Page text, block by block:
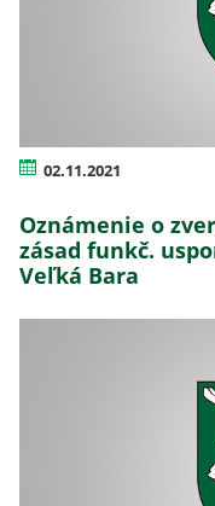
02.11.2021
Oznámenie o
zásad funkč.
Veľká Bara